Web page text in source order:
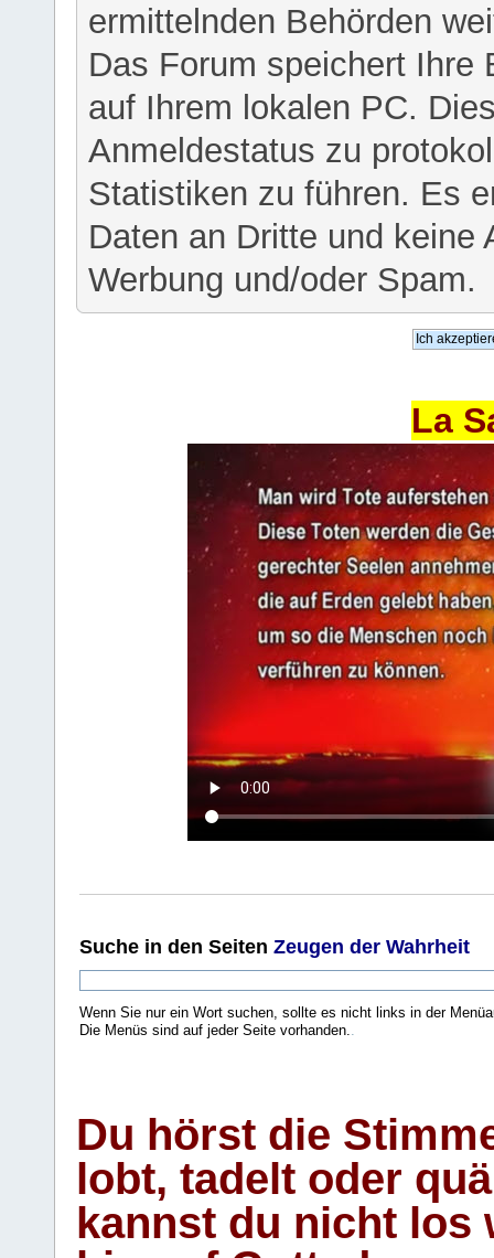
ermittelnden Behörden
Das Forum speichert Ihre
auf Ihrem lokalen PC.
Anmeldestatus zu
Statistiken zu führen. Es
Daten an Dritte und keine
Werbung und/oder Spam.
La
Suche in den Seiten Zeugen der Wahrheit
Wenn Sie nur ein Wort suchen, sollte es nicht links in der
Die Menüs sind auf jeder Seite vorhanden..
Du hörst die
lobt, tadelt oder
kannst du nicht los